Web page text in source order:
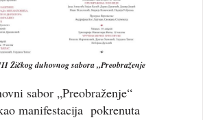
Žičkog duhovnog sabora „Preobraženje
sabor „Preobraženje“
manifestacija pokrenuta